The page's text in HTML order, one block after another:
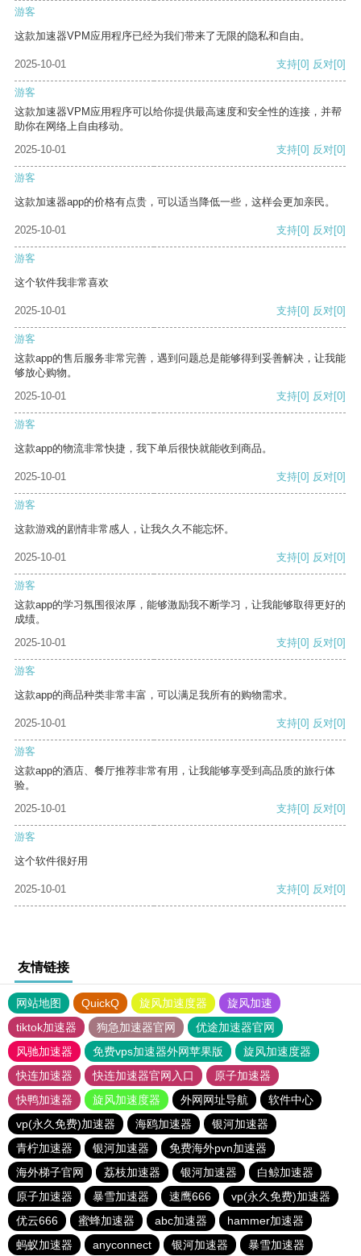
游客
这款加速器VPM应用程序已经为我们带来了无限的隐私和自由。
2025-10-01 支持[0] 反对[0]
游客
这款加速器VPM应用程序可以给你提供最高速度和安全性的连接，并帮
助你在网络上自由移动。
2025-10-01
支持[0] 反对[0]
游客
这款加速器app的价格有点贵，可以适当降低一些，这样会更加亲民。
2025-10-01 支持[0] 反对[0]
游客
这个软件我非常喜欢
2025-10-01 支持[0] 反对[0]
游客
这款app的售后服务非常完善，遇到问题总是能够得到妥善解决，让我能
够放心购物。
2025-10-01
支持[0] 反对[0]
游客
这款app的物流非常快捷，我下单后很快就能收到商品。
2025-10-01 支持[0] 反对[0]
游客
这款游戏的剧情非常感人，让我久久不能忘怀。
2025-10-01 支持[0] 反对[0]
游客
这款app的学习氛围很浓厚，能够激励我不断学习，让我能够取得更好的
成绩。
2025-10-01
支持[0] 反对[0]
游客
这款app的商品种类非常丰富，可以满足我所有的购物需求。
2025-10-01 支持[0] 反对[0]
游客
这款app的酒店、餐厅推荐非常有用，让我能够享受到高品质的旅行体
验。
2025-10-01
支持[0] 反对[0]
游客
这个软件很好用
2025-10-01 支持[0] 反对[0]
友情链接
网站地图 QuickQ 旋风加速度器
旋风加速
tiktok加速器
狗急加速器官网
优途加速器官网
风驰加速器
免费vps加速器外网苹果版
旋风加速度器
快连加速器
快连加速器官网入口
原子加速器
快鸭加速器
旋风加速度器 外网网址导航
软件中心
vp(永久免费)加速器
海鸥加速器
银河加速器
青柠加速器
银河加速器
免费海外pvn加速器
海外梯子官网
荔枝加速器 银河加速器
白鲸加速器
原子加速器
暴雪加速器 速鹰666
vp(永久免费)加速器
优云666
蜜蜂加速器 abc加速器
hammer加速器
蚂蚁加速器
anyconnect 银河加速器 暴雪加速器